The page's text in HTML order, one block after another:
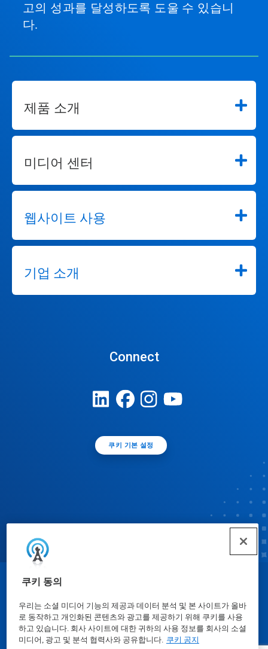
쿠키 동의
우리는 소셜 미디어 기능의 제공과 데이터 분석 및 본 사이트가 올바
로 동작하고 개인화된 콘텐츠와 광고를 제공하기 위해 쿠키를 사용
하고 있습니다. 회사 사이트에 대한 귀하의 사용 정보를 회사의 소셜
미디어, 광고 및 분석 협력사와 공유합니다. 쿠키 공지
고의 성과를 달성하도록 도울 수 있습니
다.
제품 소개
미디어 센터
웹사이트 사용
기업 소개
Connect
쿠키 기본 설정
물질안전보건자료표| 개인정보보호방침|이용약관